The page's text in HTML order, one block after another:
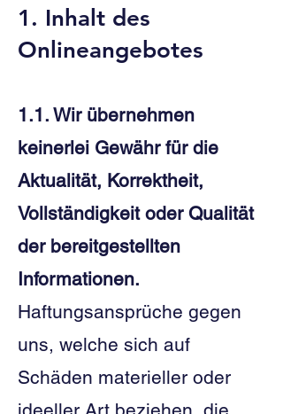
1. Inhalt des
Onlineangebotes​
1.1. Wir übernehmen
keinerlei Gewähr für die
Aktualität, Korrektheit,
Vollständigkeit oder Qualität
der bereitgestellten
Informationen.
Haftungsansprüche gegen
uns, welche sich auf
Schäden materieller oder